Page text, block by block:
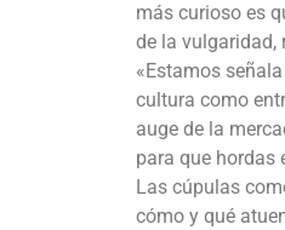
más curioso es
de la vulgaridad,
«Estamos
cultura como
auge de la
para que hordas
Las cúpulas
cómo y qué